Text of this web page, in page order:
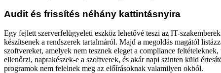
Audit és frissítés néhány kattintásnyira
Egy fejlett szerverfelügyeleti eszköz lehetővé teszi az IT-
készítsenek a rendszerek tartalmáról. Majd a megoldás magától
szoftvereket, amelyek nem tesznek eleget a compliance feltételeknek,
ellenőrzi, naprakészek-e a szoftverek, és akár napi szinten küld
programok nem felelnek meg az előírásoknak valamilyen okból.